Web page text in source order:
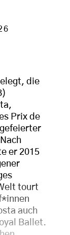
die
Prix de
er 2015
tourt
auch
Ballet.